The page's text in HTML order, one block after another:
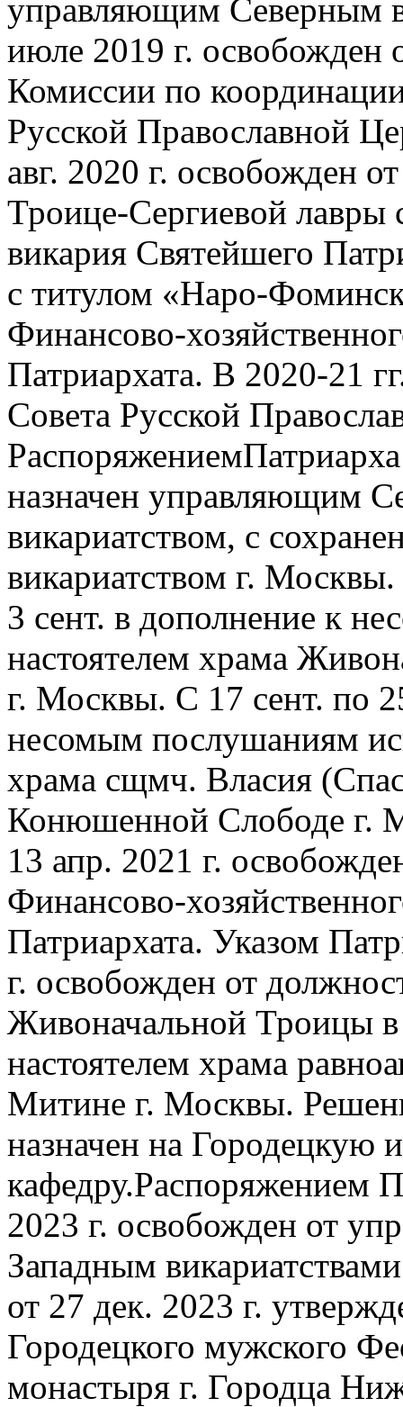
управляющим Северным
июле 2019 г. освобожден
Комиссии по
Русской Православной
авг. 2020 г. освобожден
Троице-Сергиевой лавры
викария Святейшего
с титулом «Наро-
Финансово-
Патриархата. В 2020-21
Совета Русской
назначен управляющим
викариатством, с
викариатством г.
3 сент. в дополнение к
настоятелем храма
г. Москвы. С 17 сент. по
несомым послушаниям
храма сщмч. Власия
Конюшенной Слободе г.
13 апр. 2021 г.
Финансово-
Патриархата. Указом
г. освобожден от
Живоначальной Троицы
настоятелем храма
Митине г. Москвы.
назначен на Городецкую
кафедру.Распоряжением
2023 г. освобожден от
Западным
от 27 дек. 2023 г.
Городецкого мужского
монастыря г. Городца